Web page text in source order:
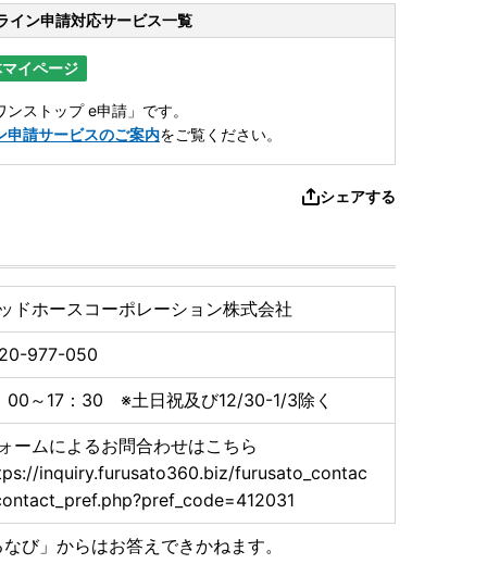
イン申請対応サービス一覧
イページ
ストップ e申請」です。
申請サービスのご案内をご覧ください。
シェアする
ドホースコーポレーション株式会社
977-050
00～17：30 ※土日祝及び12/30-1/3除く
ームによるお問合わせはこちら
inquiry.furusato360.biz/furusato_contac
び」からはお答えできかねます。